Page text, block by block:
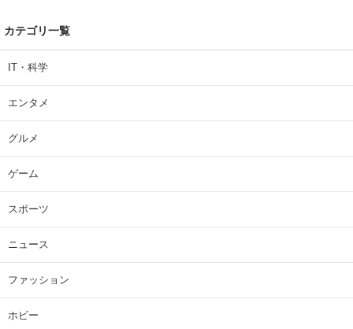
カテゴリ一覧
IT・科学
エンタメ
グルメ
ゲーム
スポーツ
ニュース
ファッション
ホビー